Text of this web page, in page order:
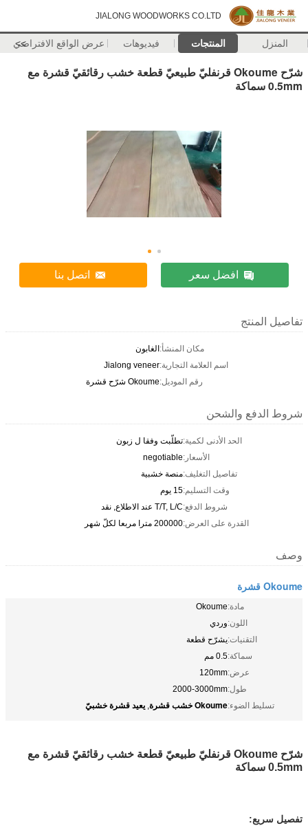
JIALONG WOODWORKS CO.LTD
المنزل المنتجات فيديوهات عرض الواقع الافتراضي
>>
شرّح Okoume قرنفليّ طبيعيّ قطعة خشب رقائقيّ قشرة مع
0.5mm سماكة
افضل سعر اتصل بنا
تفاصيل المنتج
مكان المنشأ:الغابون
اسم العلامة التجارية:Jialong veneer
رقم الموديل:Okoume شرّح قشرة
شروط الدفع والشحن
الحد الأدنى لكمية:تطلّبت وفقا ل زبون
الأسعار:negotiable
تفاصيل التغليف:منصة خشبية
وقت التسليم:15 يوم
شروط الدفع:T/T, L/C عند الاطلاع, نقد
القدرة على العرض:200000 مترا مربعا لكلّ شهر
وصف
Okoume قشرة
مادة:Okoume
اللون:وردي
التقنيات:يشرّح قطعة
سماكة:0.5 مم
عرض:120mm
طول:2000-3000mm
تسليط الضوء:Okoume خشب قشرة , يعيد قشرة خشبيّ
شرّح Okoume قرنفليّ طبيعيّ قطعة خشب رقائقيّ قشرة مع
0.5mm سماكة
تفصيل سريع: